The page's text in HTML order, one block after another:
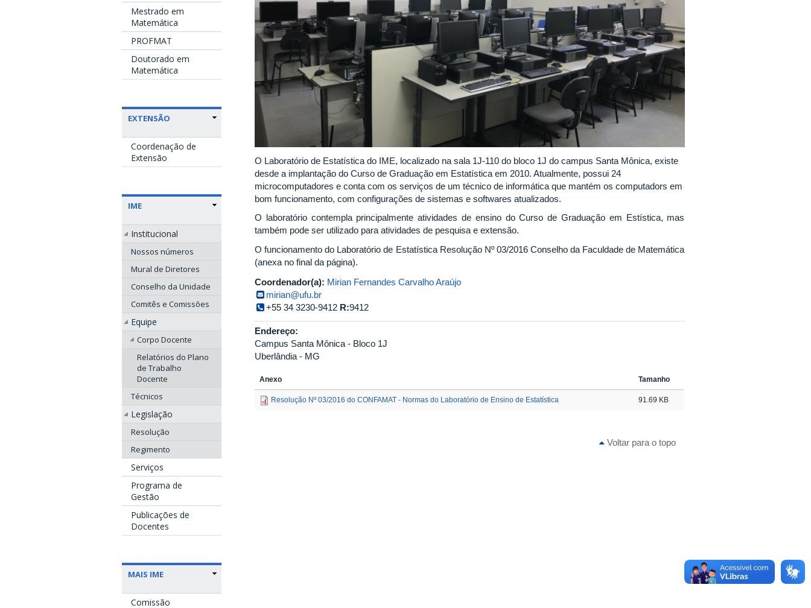
Mestrado em
Matemática
PROFMAT
Doutorado em
Matemática
EXTENSÃO
Coordenação de
Extensão
IME
Institucional
Nossos números
Mural de Diretores
Conselho da Unidade
Comitês e Comissões
Equipe
Corpo Docente
Relatórios do Plano
de Trabalho
Docente
Técnicos
Legislação
Resolução
Regimento
Serviços
Programa de
Gestão
Publicações de
Docentes
MAIS IME
Comissão
O Laboratório de Estatística do IME, localizado na sala 1J-110 do bloco 1J do campus Santa Mônica, existe
desde a implantação do Curso de Graduação em Estatística em 2010. Atualmente, possui 24
microcomputadores e conta com os serviços de um técnico de informática que mantém os computadors em
bom funcionamento, com configurações de sistemas e softwares atualizados.
O laboratório contempla principalmente atividades de ensino do Curso de Graduação em Estística, mas
também pode ser utilizado para atividades de pesquisa e extensão.
O funcionamento do Laboratório de Estatística Resolução Nº 03/2016 Conselho da Faculdade de Matemática
(anexa no final da página).
Coordenador(a): Mirian Fernandes Carvalho Araújo
mirian@ufu.br
+55 34 3230-9412 R:9412
Endereço:
Campus Santa Mônica - Bloco 1J
Uberlândia - MG
Anexo Tamanho
Resolução Nº 03/2016 do CONFAMAT - Normas do Laboratório de Ensino de Estatística 91.69 KB
Voltar para o topo